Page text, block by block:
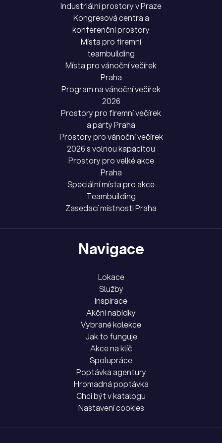
Industriální prostory v Praze
Kongresová centra a
konferenční prostory
Místa pro firemní
teambuilding
Místa pro vánoční večírek
Praha
Program na vánoční večírek
2026
Prostory pro firemní večírek
a party Praha
Prostory pro vánoční večírek
2026 s volnou kapacitou
Prostory pro velké akce
Praha
Speciální místa pro akce
Teambuilding
Zasedací místnosti Praha
Navigace
Lokace
Služby
Inspirace
Akční nabídky
Vybrané kolekce
Jak to funguje
Akce na klíč
Spolupráce
Poptávka agentury
Hromadná poptávka
Chci být v katalogu
Nastavení cookies